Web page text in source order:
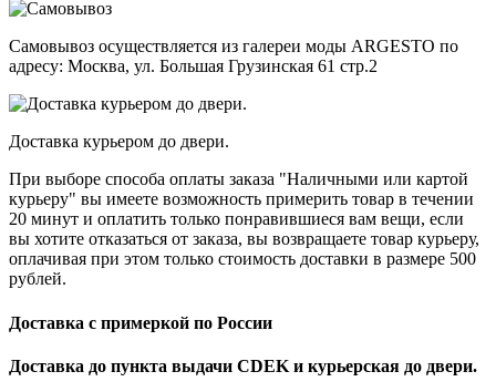
Самовывоз осуществляется из галереи моды ARGESTO по
адресу: Москва, ул. Большая Грузинская 61 стр.2
Доставка курьером до двери.
При выборе способа оплаты заказа "Наличными или картой
курьеру" вы имеете возможность примерить товар в течении
20 минут и оплатить только понравившиеся вам вещи, если
вы хотите отказаться от заказа, вы возвращаете товар курьеру,
оплачивая при этом только стоимость доставки в размере 500
рублей.
Доставка с примеркой по России
Доставка до пункта выдачи CDEK и курьерская до двери.